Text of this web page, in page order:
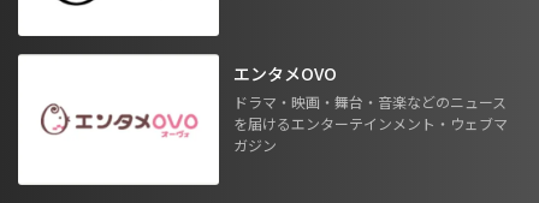
エンタメOVO
ドラマ・映画・舞台・音楽などのニュース
を届けるエンターテインメント・ウェブマ
ガジン